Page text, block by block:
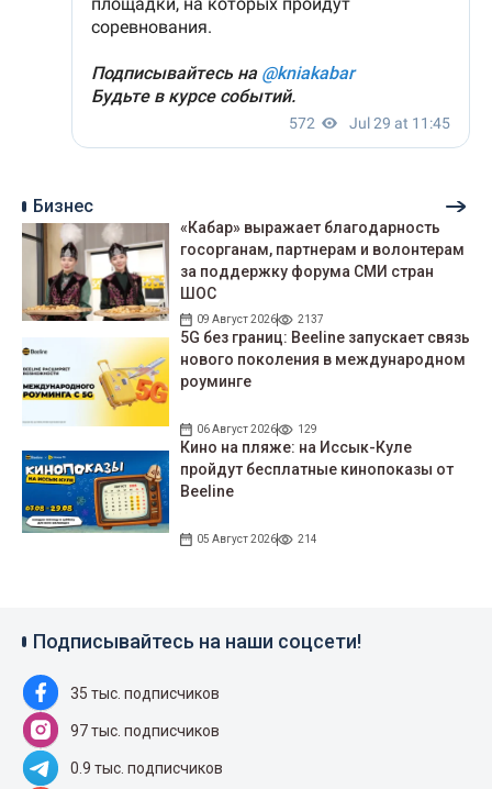
Бизнес
«Кабар» выражает благодарность
госорганам, партнерам и волонтерам
за поддержку форума СМИ стран
ШОС
09 Август 2026 2137
5G без границ: Beeline запускает связь
нового поколения в международном
роуминге
06 Август 2026 129
Кино на пляже: на Иссык-Куле
пройдут беcплатные кинопоказы от
Beeline
05 Август 2026 214
Подписывайтесь на наши соцсети!
35 тыс. подписчиков
97 тыс. подписчиков
0.9 тыс. подписчиков